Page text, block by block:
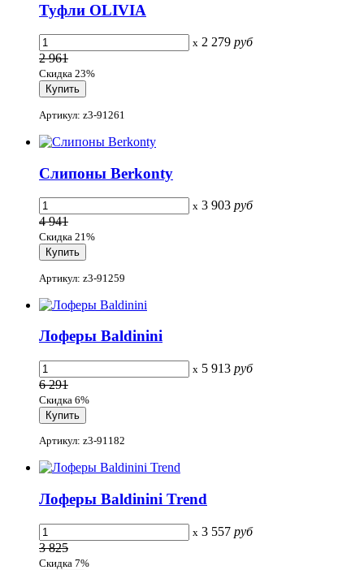
Туфли OLIVIA
x 2 279 руб
2 961
Скидка 23%
Артикул: z3-91261
Слипоны Berkonty
x 3 903 руб
4 941
Скидка 21%
Артикул: z3-91259
Лоферы Baldinini
x 5 913 руб
6 291
Скидка 6%
Артикул: z3-91182
Лоферы Baldinini Trend
x 3 557 руб
3 825
Скидка 7%